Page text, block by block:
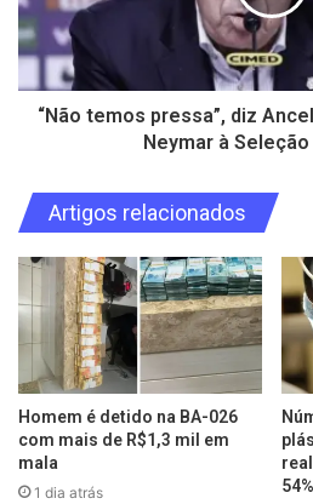
“Não temos pressa”, diz
Neymar à
Artigos relacionados
Homem é detido na BA-026
com mais de R$1,3 mil em
mala
1 dia atrás